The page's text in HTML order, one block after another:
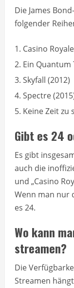
Die James
folgender
Casino
Ein Quantum
Skyfall (2012)
Spectre
Keine Zeit zu
Gibt es 24
Es gibt
auch die
und „Casino
Wenn man nur
es 24.
Wo kann
streamen?
Die
Streamen